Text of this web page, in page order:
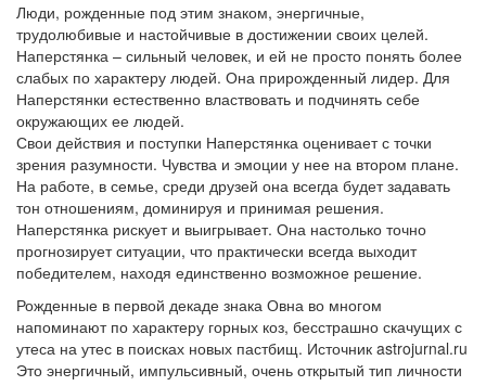
Люди, рожденные под этим знаком, энергичные,
трудолюбивые и настойчивые в достижении своих целей.
Наперстянка – сильный человек, и ей не просто понять более
слабых по характеру людей. Она прирожденный лидер. Для
Наперстянки естественно властвовать и подчинять себе
окружающих ее людей.
Свои действия и поступки Наперстянка оценивает с точки
зрения разумности. Чувства и эмоции у нее на втором плане.
На работе, в семье, среди друзей она всегда будет задавать
тон отношениям, доминируя и принимая решения.
Наперстянка рискует и выигрывает. Она настолько точно
прогнозирует ситуации, что практически всегда выходит
победителем, находя единственно возможное решение.
Рожденные в первой декаде знака Овна во многом
напоминают по характеру горных коз, бесстрашно скачущих с
утеса на утес в поисках новых пастбищ. Источник astrojurnal.ru
Это энергичный, импульсивный, очень открытый тип личности